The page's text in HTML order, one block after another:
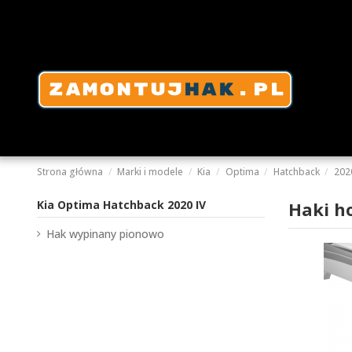
Strona główna Marki i modele Kia Optima Hatchback
Haki
Kia Optima Hatchback 2020 IV
Hak wypinany pionowo